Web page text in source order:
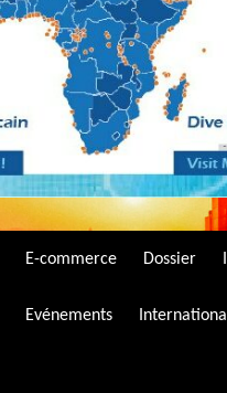
E-commerce Dossier
Evénements International